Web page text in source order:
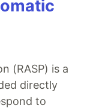
(RASP) is a
directly
to